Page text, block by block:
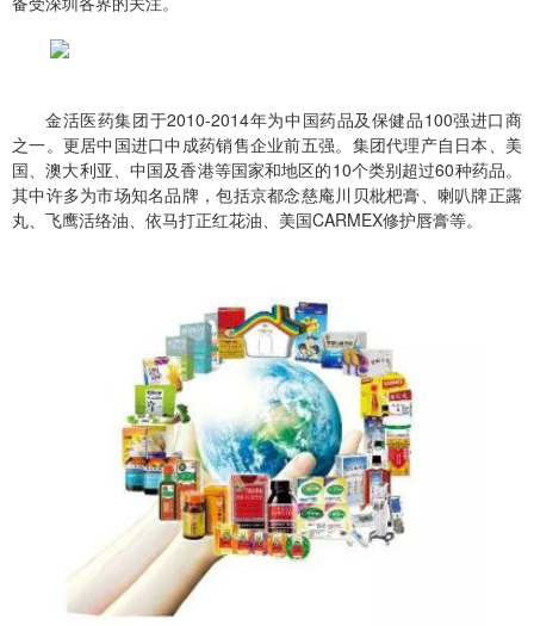
金活医药集团于2010-2014年为中国药品及保健品100强进口商
之一。更居中国进口中成药销售企业前五强。集团代理产自日本、美
国、澳大利亚、中国及香港等国家和地区的10个类别超过60种药品。
其中许多为市场知名品牌，包括京都念慈庵川贝枇杷膏、喇叭牌正露
丸、飞鹰活络油、依马打正红花油、美国CARMEX修护唇膏等。